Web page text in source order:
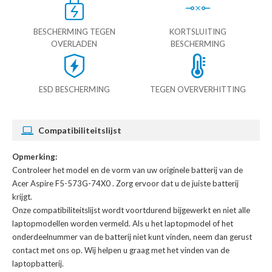
BESCHERMING TEGEN
OVERLADEN
KORTSLUITING
BESCHERMING
ESD BESCHERMING TEGEN OVERVERHITTING
Compatibiliteitslijst
Opmerking:
Controleer het model en de vorm van uw originele batterij van de
Acer Aspire F5-573G-74X0. Zorg ervoor dat u de juiste batterij
krijgt.
Onze compatibiliteitslijst wordt voortdurend bijgewerkt en niet alle
laptopmodellen worden vermeld. Als u het laptopmodel of het
onderdeelnummer van de batterij niet kunt vinden, neem dan gerust
contact met ons op. Wij helpen u graag met het vinden van de
laptopbatterij.